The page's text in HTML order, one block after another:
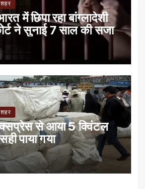
में छिपा रहा बांग्लादेशी
ने सुनाई 7 साल की सजा
से आया 5 क्विंटल
पाया गया